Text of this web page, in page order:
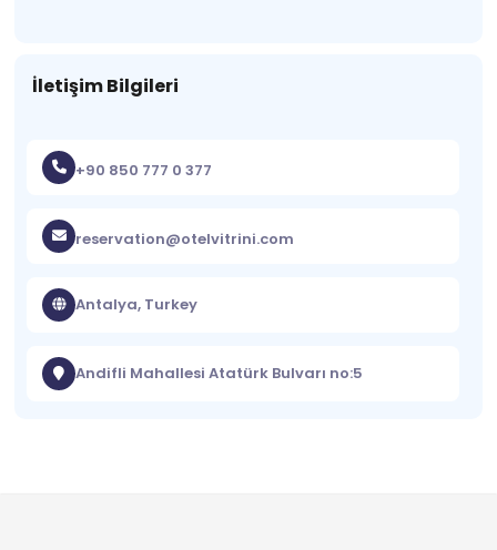
İletişim Bilgileri
+90 850 777 0 377
reservation@otelvitrini.com
Antalya, Turkey
Andifli Mahallesi Atatürk Bulvarı no:5